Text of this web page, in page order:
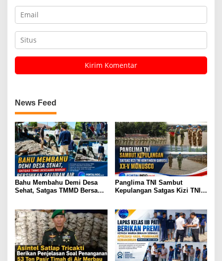
News Feed
Bahu Membahu Demi Desa
Sehat, Satgas TMMD Bersama
Panglima TNI Sambut
Kepulangan Satgas Kizi TNI